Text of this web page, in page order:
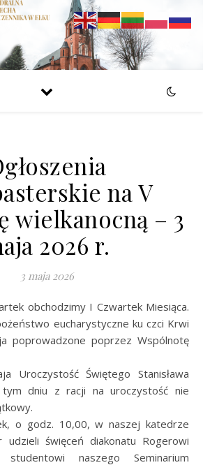
na V
wielkanocną – 3
2026 r.
3 maja 2026
eucharystyczne ku czci Krwi
poprowadzone poprzez Wspólnotę
Uroczystość Świętego Stanisława
dniu z racji na uroczystość nie
o godz. 10,00, w naszej katedrze
udzieli święceń diakonatu Rogerowi
naszego Seminarium